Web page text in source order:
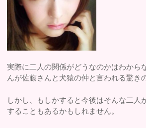
実際に二人の関係がどうなのかはわから
んが佐藤さんと犬猿の仲と言われる驚き
しかし、もしかすると今後はそんな二人
することもあるかもしれません。